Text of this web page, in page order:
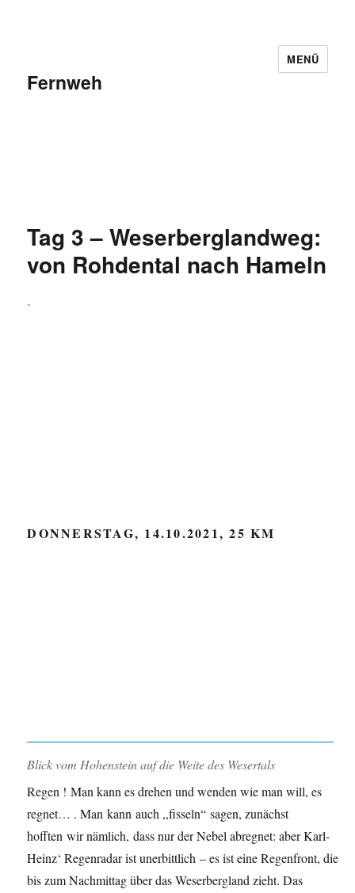
Fernweh
MENÜ
Tag 3 – Weserberglandweg:
von Rohdental nach Hameln
.
DONNERSTAG, 14.10.2021, 25 KM
Blick vom Hohenstein auf die Weite des Wesertals
Regen ! Man kann es drehen und wenden wie man will, es
regnet… . Man kann auch ,,fisseln“ sagen, zunächst
hofften wir nämlich, dass nur der Nebel abregnet: aber Karl-
Heinz‘ Regenradar ist unerbittlich – es ist eine Regenfront, die
bis zum Nachmittag über das Weserbergland zieht. Das